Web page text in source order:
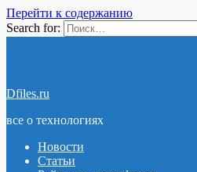
Перейти к содержанию
Search for:
Dfiles.ru
все о технологиях
Новости
Статьи